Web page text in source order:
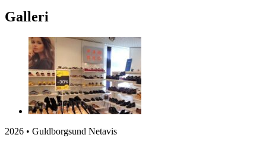
Galleri
2026 • Guldborgsund Netavis